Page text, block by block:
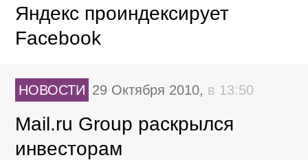
Яндекс проиндексирует
Facebook
НОВОСТИ 29 Октября 2010, в 13:50
Mail.ru Group раскрылся
инвесторам